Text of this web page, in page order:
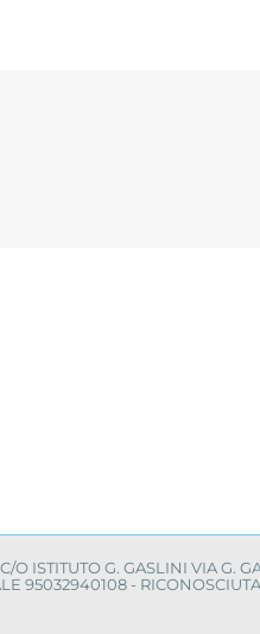
G. GASLINI VIA G.
95032940108 -